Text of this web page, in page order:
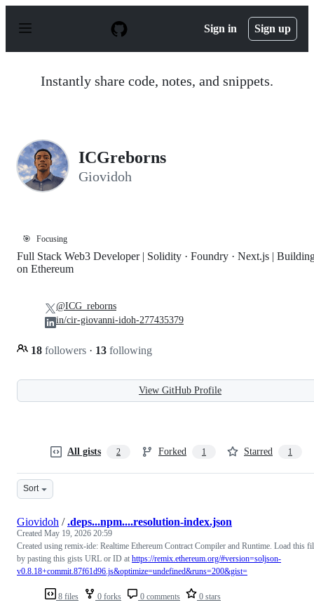
p
Sign in Sign up
Instantly share code, notes, and snippets.
ICGreborns
Giovidoh
🎯 Focusing
Full Stack Web3 Developer | Solidity · Foundry · Next.js |
on Ethereum
18 followers · 13 following
@ICG_reborns
in/cir-giovanni-idoh-277435379
View GitHub Profile
All gists 2 Forked 1 Starred 1
Sort
8 files 0 forks 0 comments 0 stars
Giovidoh /.deps...npm....resolution-index.json
Created May 19, 2026 20:59
Created using remix-ide: Realtime Ethereum Contract Compiler and Runtime. Load this
by pasting this gists URL or ID at https://remix.ethereum.org/#version=soljson-
v0.8.18+commit.87f61d96.js&optimize=undefined&runs=200&gist=